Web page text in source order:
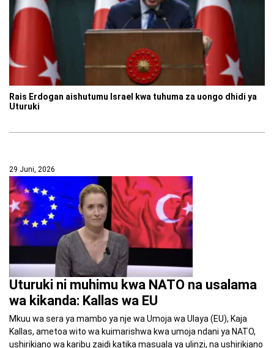
Rais Erdogan aishutumu Israel kwa tuhuma za uongo dhidi ya
Uturuki
29 Juni, 2026
Uturuki ni muhimu kwa NATO na usalama
wa kikanda: Kallas wa EU
Mkuu wa sera ya mambo ya nje wa Umoja wa Ulaya (EU), Kaja
Kallas, ametoa wito wa kuimarishwa kwa umoja ndani ya NATO,
ushirikiano wa karibu zaidi katika masuala ya ulinzi, na ushirikiano